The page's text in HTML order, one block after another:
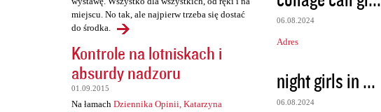
miejscu. No tak, ale najpierw trzeba się dostać
do środka.
Kontrole na lotniskach i
absurdy nadzoru
01.09.2015
Na łamach Dziennika Opinii, Katarzyna
06.08.2024
Adres
night girls in ...
06.08.2024